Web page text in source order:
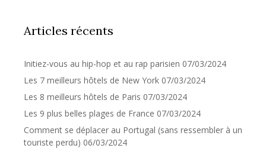
Articles récents
Initiez-vous au hip-hop et au rap parisien 07/03/2024
Les 7 meilleurs hôtels de New York 07/03/2024
Les 8 meilleurs hôtels de Paris 07/03/2024
Les 9 plus belles plages de France 07/03/2024
Comment se déplacer au Portugal (sans ressembler à un
touriste perdu) 06/03/2024